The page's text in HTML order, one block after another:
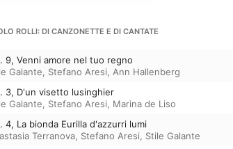
ROLLI: DI CANZONETTE E DI CANTATE
9, Venni amore nel tuo regno
Galante, Stefano Aresi, Ann Hallenberg
3, D'un visetto lusinghier
Galante, Stefano Aresi, Marina de Liso
4, La bionda Eurilla d'azzurri lumi
Terranova, Stefano Aresi, Stile Galante